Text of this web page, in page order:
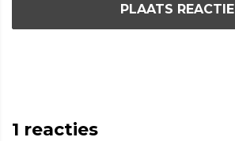
PLAATS REACTIE
1 reacties